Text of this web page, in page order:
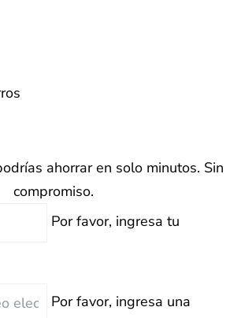
ahorrar en solo minutos. Sin
compromiso.
Por favor, ingresa tu
Por favor, ingresa una